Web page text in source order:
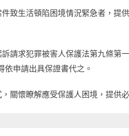
致生活頓陷困境情況緊急者，提
請求犯罪被害人保護法第九條第
申請出具保證書代之。
關懷瞭解應受保護人困境，提供